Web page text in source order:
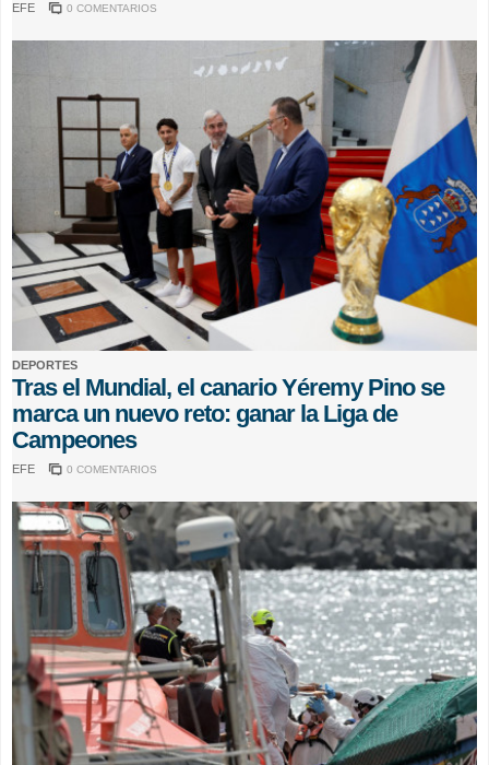
EFE 0 COMENTARIOS
DEPORTES
Tras el Mundial, el canario Yéremy Pino se
marca un nuevo reto: ganar la Liga de
Campeones
EFE 0 COMENTARIOS